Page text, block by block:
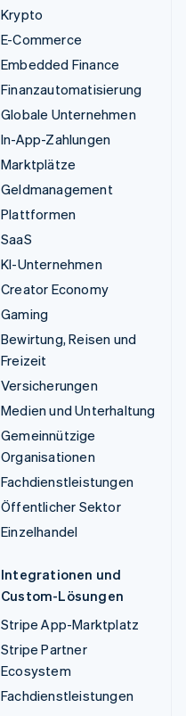
Krypto
E-Commerce
Embedded Finance
Finanzautomatisierung
Globale Unternehmen
In-App-Zahlungen
Marktplätze
Geldmanagement
Plattformen
SaaS
KI-Unternehmen
Creator Economy
Gaming
Bewirtung, Reisen und
Freizeit
Versicherungen
Medien und Unterhaltung
Gemeinnützige
Organisationen
Fachdienstleistungen
Öffentlicher Sektor
Einzelhandel
Integrationen und
Custom-Lösungen
Stripe App-Marktplatz
Stripe Partner
Ecosystem
Fachdienstleistungen